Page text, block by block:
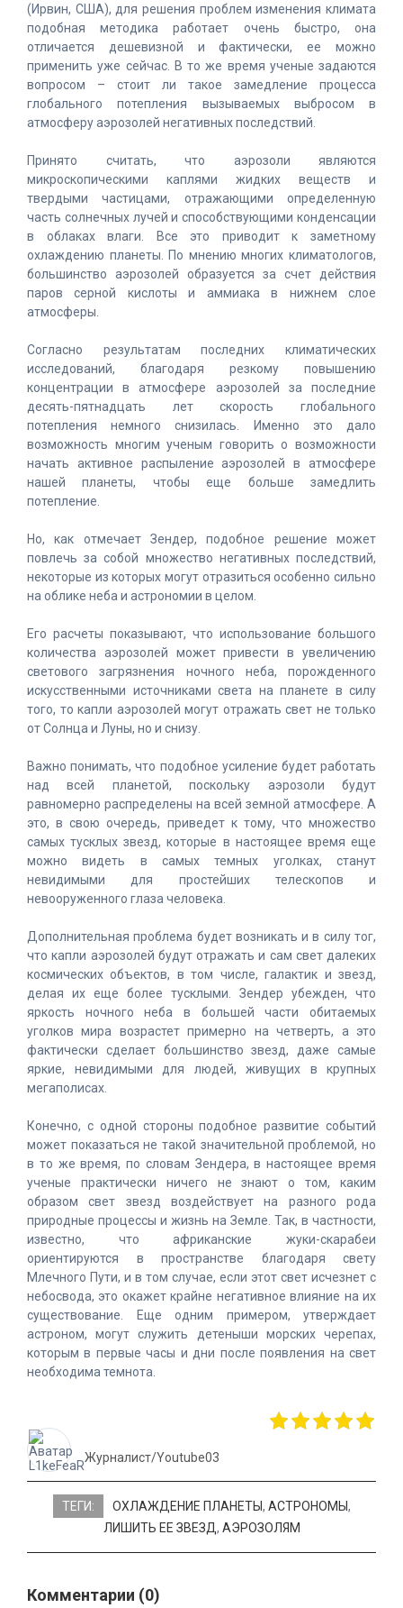
(Ирвин, США), для решения проблем изменения климата
подобная методика работает очень быстро, она
отличается дешевизной и фактически, ее можно
применить уже сейчас. В то же время ученые задаются
вопросом – стоит ли такое замедление процесса
глобального потепления вызываемых выбросом в
атмосферу аэрозолей негативных последствий.
Принято считать, что аэрозоли являются
микроскопическими каплями жидких веществ и
твердыми частицами, отражающими определенную
часть солнечных лучей и способствующими конденсации
в облаках влаги. Все это приводит к заметному
охлаждению планеты. По мнению многих климатологов,
большинство аэрозолей образуется за счет действия
паров серной кислоты и аммиака в нижнем слое
атмосферы.
Согласно результатам последних климатических
исследований, благодаря резкому повышению
концентрации в атмосфере аэрозолей за последние
десять-пятнадцать лет скорость глобального
потепления немного снизилась. Именно это дало
возможность многим ученым говорить о возможности
начать активное распыление аэрозолей в атмосфере
нашей планеты, чтобы еще больше замедлить
потепление.
Но, как отмечает Зендер, подобное решение может
повлечь за собой множество негативных последствий,
некоторые из которых могут отразиться особенно сильно
на облике неба и астрономии в целом.
Его расчеты показывают, что использование большого
количества аэрозолей может привести в увеличению
светового загрязнения ночного неба, порожденного
искусственными источниками света на планете в силу
того, то капли аэрозолей могут отражать свет не только
от Солнца и Луны, но и снизу.
Важно понимать, что подобное усиление будет работать
над всей планетой, поскольку аэрозоли будут
равномерно распределены на всей земной атмосфере. А
это, в свою очередь, приведет к тому, что множество
самых тусклых звезд, которые в настоящее время еще
можно видеть в самых темных уголках, станут
невидимыми для простейших телескопов и
невооруженного глаза человека.
Дополнительная проблема будет возникать и в силу тог,
что капли аэрозолей будут отражать и сам свет далеких
космических объектов, в том числе, галактик и звезд,
делая их еще более тусклыми. Зендер убежден, что
яркость ночного неба в большей части обитаемых
уголков мира возрастет примерно на четверть, а это
фактически сделает большинство звезд, даже самые
яркие, невидимыми для людей, живущих в крупных
мегаполисах.
Конечно, с одной стороны подобное развитие событий
может показаться не такой значительной проблемой, но
в то же время, по словам Зендера, в настоящее время
ученые практически ничего не знают о том, каким
образом свет звезд воздействует на разного рода
природные процессы и жизнь на Земле. Так, в частности,
известно, что африканские жуки-скарабеи
ориентируются в пространстве благодаря свету
Млечного Пути, и в том случае, если этот свет исчезнет с
небосвода, это окажет крайне негативное влияние на их
существование. Еще одним примером, утверждает
астроном, могут служить детеныши морских черепах,
которым в первые часы и дни после появления на свет
необходима темнота.
Журналист/Youtube03
ТЕГИ: ОХЛАЖДЕНИЕ ПЛАНЕТЫ, АСТРОНОМЫ,
ЛИШИТЬ ЕЕ ЗВЕЗД, АЭРОЗОЛЯМ
Комментарии (0)